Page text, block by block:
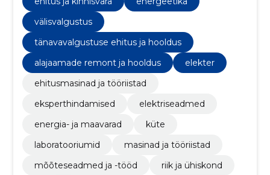
kinnitamine.
välisvalgustus
tänavavalgustuse ehitus ja hooldus
alajaamade remont ja hooldus
elekter
ehitusmasinad ja tööriistad
eksperthindamised
elektriseadmed
energia- ja maavarad
küte
laboratooriumid
masinad ja tööriistad
mõõteseadmed ja -tööd
riik ja ühiskond